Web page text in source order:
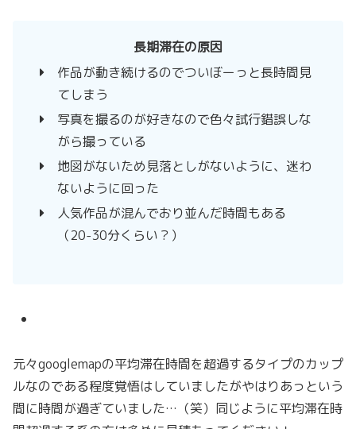
長期滞在の原因
作品が動き続けるのでついぼーっと長時間見
てしまう
写真を撮るのが好きなので色々試行錯誤しな
がら撮っている
地図がないため見落としがないように、迷わ
ないように回った
人気作品が混んでおり並んだ時間もある
（20-30分くらい？）
元々googlemapの平均滞在時間を超過するタイプのカップ
ルなのである程度覚悟はしていましたがやはりあっという
間に時間が過ぎていました…（笑）同じように平均滞在時